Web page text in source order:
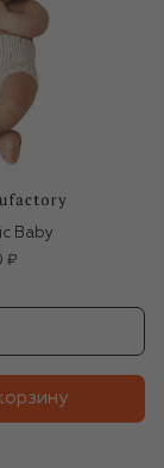
Baby
₽